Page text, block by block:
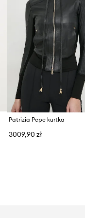
Patrizia Pepe kurtka
3009,90 zł